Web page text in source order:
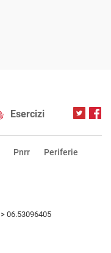
Esercizi
Pnrr Periferie
> 06.53096405